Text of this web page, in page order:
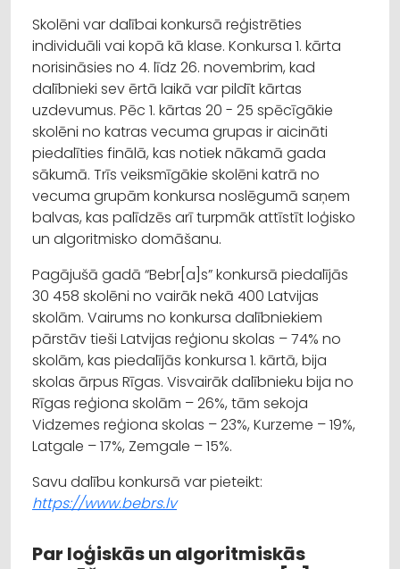
Skolēni var dalībai konkursā reģistrēties
individuāli vai kopā kā klase. Konkursa 1. kārta
norisināsies no 4. līdz 26. novembrim, kad
dalībnieki sev ērtā laikā var pildīt kārtas
uzdevumus. Pēc 1. kārtas 20 - 25 spēcīgākie
skolēni no katras vecuma grupas ir aicināti
piedalīties finālā, kas notiek nākamā gada
sākumā. Trīs veiksmīgākie skolēni katrā no
vecuma grupām konkursa noslēgumā saņem
balvas, kas palīdzēs arī turpmāk attīstīt loģisko
un algoritmisko domāšanu.
Pagājušā gadā “Bebr[a]s” konkursā piedalījās
30 458 skolēni no vairāk nekā 400 Latvijas
skolām. Vairums no konkursa dalībniekiem
pārstāv tieši Latvijas reģionu skolas – 74% no
skolām, kas piedalījās konkursa 1. kārtā, bija
skolas ārpus Rīgas. Visvairāk dalībnieku bija no
Rīgas reģiona skolām – 26%, tām sekoja
Vidzemes reģiona skolas – 23%, Kurzeme – 19%,
Latgale – 17%, Zemgale – 15%.
Savu dalību konkursā var pieteikt:
https://www.bebrs.lv
Par loģiskās un algoritmiskās